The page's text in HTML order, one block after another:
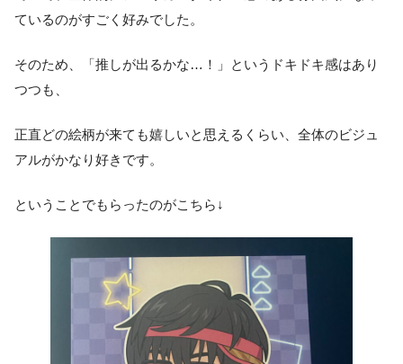
ているのがすごく好みでした。
そのため、「推しが出るかな…！」というドキドキ感はあり
つつも、
正直どの絵柄が来ても嬉しいと思えるくらい、全体のビジュ
アルがかなり好きです。
ということでもらったのがこちら↓